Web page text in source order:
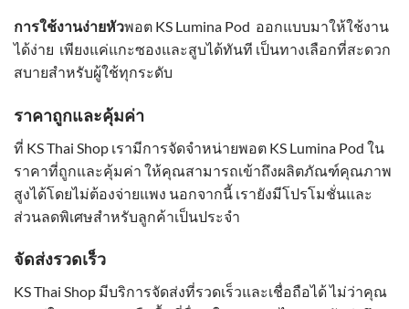
การใช้งานง่ายหัวพอต KS Lumina Pod ออกแบบมาให้ใช้งาน
ได้ง่าย เพียงแค่แกะซองและสูบได้ทันที เป็นทางเลือกที่สะดวก
สบายสำหรับผู้ใช้ทุกระดับ
ราคาถูกและคุ้มค่า
ที่ KS Thai Shop เรามีการจัดจำหน่ายพอต KS Lumina Pod ใน
ราคาที่ถูกและคุ้มค่า ให้คุณสามารถเข้าถึงผลิตภัณฑ์คุณภาพ
สูงได้โดยไม่ต้องจ่ายแพง นอกจากนี้ เรายังมีโปรโมชั่นและ
ส่วนลดพิเศษสำหรับลูกค้าเป็นประจำ
จัดส่งรวดเร็ว
KS Thai Shop มีบริการจัดส่งที่รวดเร็วและเชื่อถือได้ ไม่ว่าคุณ